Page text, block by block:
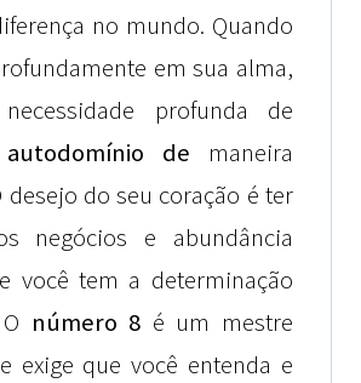
no mundo. Quando
em sua alma,
profunda de
autodomínio de maneira
desejo do seu coração é ter
negócios e abundância
você tem a determinação
número 8 é um mestre
exige que você entenda e